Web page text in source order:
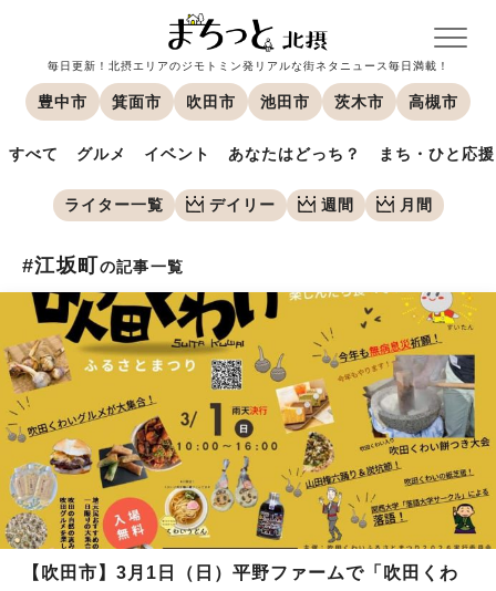
毎日更新！北摂エリアのジモトミン発リアルな街ネタニュース毎日満載！
豊中市 箕面市 吹田市 池田市 茨木市 高槻市
すべて グルメ イベント あなたはどっち？ まち・ひと応援
ライター一覧 デイリー 週間 月間
#江坂町 の記事一覧
【吹田市】3月1日（日）平野ファームで「吹田くわ